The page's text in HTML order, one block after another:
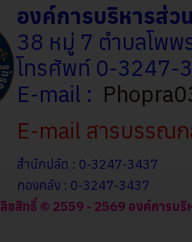
องค์การบริหารส่ว
38 หมู่ 7 ตำบลโพพ
โทรศัพท์ 0-3247-
E-mail :
E-mail สารบรรณ
สำนักปลัด : 0-3247-3437
กองคลัง : 0-3247-3437
ลิขสิทธิ์ © 2559 - 2569 องค์การบ